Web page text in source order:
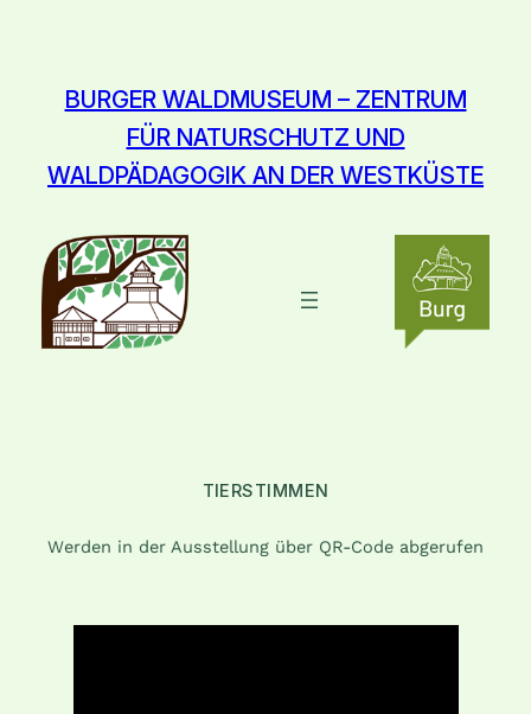
BURGER WALDMUSEUM – ZENTRUM
FÜR NATURSCHUTZ UND
WALDPÄDAGOGIK AN DER WESTKÜSTE
TIERSTIMMEN
Werden in der Ausstellung über QR-Code abgerufen